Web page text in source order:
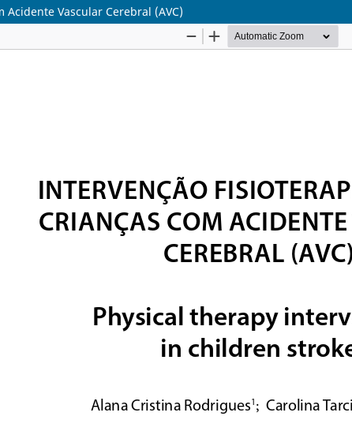
Vascular Cerebral (AVC)